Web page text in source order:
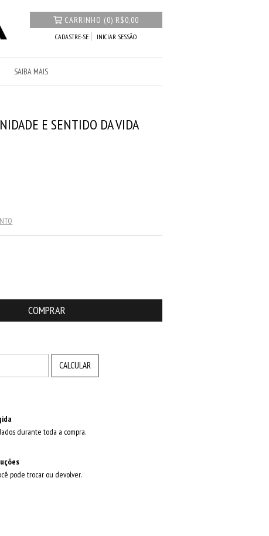
CARRINHO (0) R$0,00
CADASTRE-SE INICIAR SESSÃO
SAIBA MAIS
E SENTIDO DA VIDA
CALCULAR
durante toda a compra.
pode trocar ou devolver.